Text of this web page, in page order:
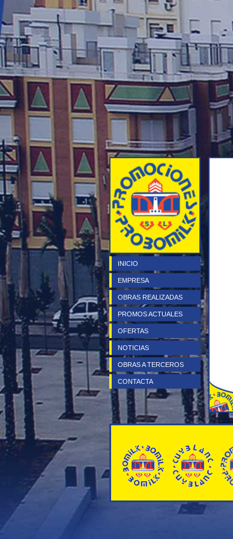
INICIO
EMPRESA
OBRAS REALIZADAS
PROMOS ACTUALES
OFERTAS
NOTICIAS
OBRAS A TERCEROS
CONTACTA